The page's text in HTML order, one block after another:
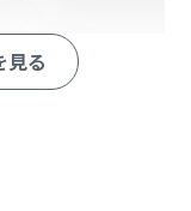
報の更新をチェッ
見る